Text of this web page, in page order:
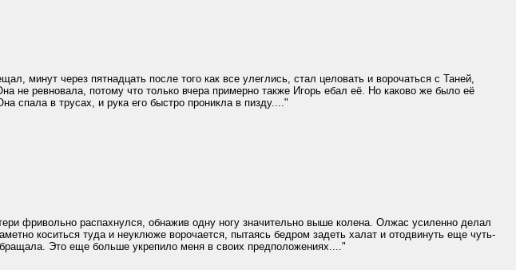
минут через пятнадцать после того как все улеглись, стал целовать и ворочаться с Таней,
не ревновала, потому что только вчера примерно также Игорь ебал её. Но каково же было её
спала в трусах, и рука его быстро проникла в пизду...."
фривольно распахнулся, обнажив одну ногу значительно выше колена. Олжас усиленно делал
коситься туда и неуклюже ворочается, пытаясь бедром задеть халат и отодвинуть еще чуть-
Это еще больше укрепило меня в своих предположениях...."